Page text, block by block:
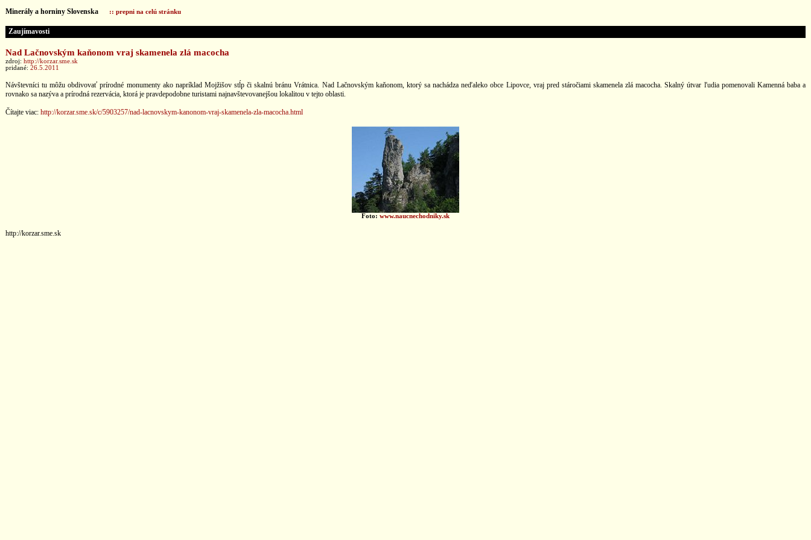
Minerály a horniny Slovenska :: prepni na celú stránku
Zaujímavosti
Nad Lačnovským kaňonom vraj skamenela zlá macocha
zdroj: http://korzar.sme.sk
pridané: 26.5.2011
Návštevníci tu môžu obdivovať prírodné monumenty ako napríklad Mojžišov stĺp či skalnú bránu Vrátnica. Nad Lačnovským kaňonom, ktorý sa nachádza neďaleko obce Lipovce, vraj pred stáročiami skamenela zlá macocha. Skalný útvar ľudia pomenovali Kamenná baba a
rovnako sa nazýva a prírodná rezervácia, ktorá je pravdepodobne turistami najnavštevovanejšou lokalitou v tejto oblasti.
Čítajte viac: http://korzar.sme.sk/c/5903257/nad-lacnovskym-kanonom-vraj-skamenela-zla-macocha.html
Foto: www.naucnechodniky.sk
http://korzar.sme.sk